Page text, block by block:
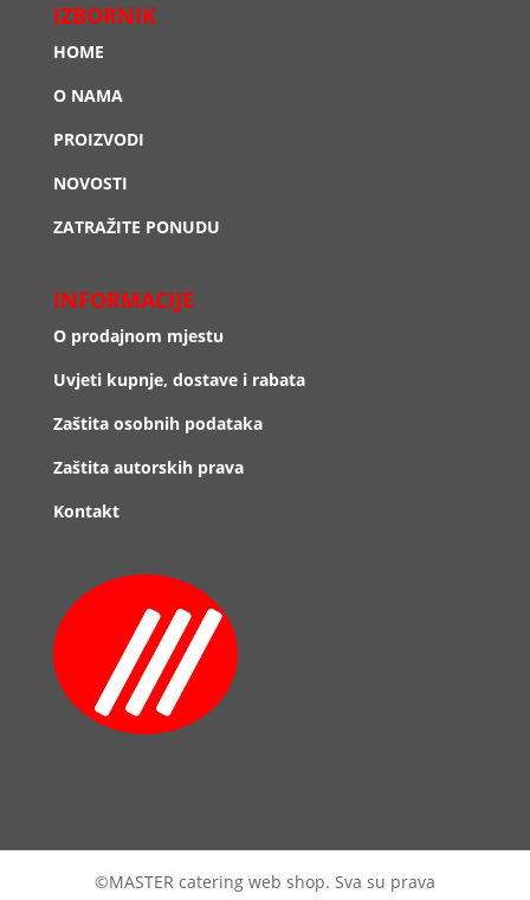
IZBORNIK
HOME
O NAMA
PROIZVODI
NOVOSTI
ZATRAŽITE PONUDU
INFORMACIJE
O prodajnom mjestu
Uvjeti kupnje, dostave i rabata
Zaštita osobnih podataka
Zaštita autorskih prava
Kontakt
©MASTER catering web shop. Sva su prava